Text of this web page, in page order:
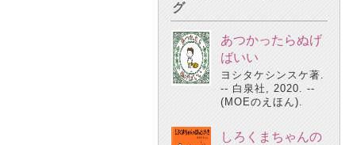
グ
あつかったらぬげ
ばいい
ヨシタケシンスケ著.
-- 白泉社, 2020. --
(MOEのえほん).
しろくまちゃんの